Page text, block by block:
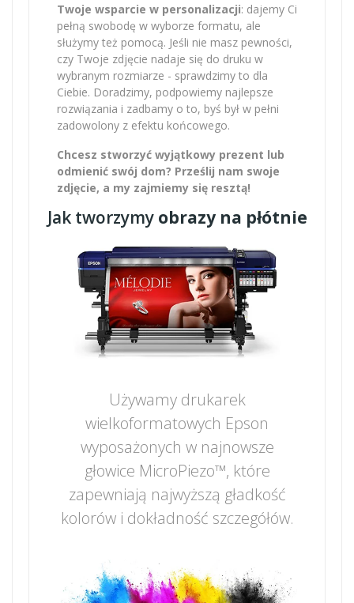
Twoje wsparcie w personalizacji: dajemy Ci
pełną swobodę w wyborze formatu, ale
służymy też pomocą. Jeśli nie masz pewności,
czy Twoje zdjęcie nadaje się do druku w
wybranym rozmiarze - sprawdzimy to dla
Ciebie. Doradzimy, podpowiemy najlepsze
rozwiązania i zadbamy o to, byś był w pełni
zadowolony z efektu końcowego.
Chcesz stworzyć wyjątkowy prezent lub
odmienić swój dom? Prześlij nam swoje
zdjęcie, a my zajmiemy się resztą!
Jak tworzymyobrazy na płótnie
Używamy drukarek
wielkoformatowych Epson
wyposażonych w najnowsze
głowice MicroPiezo™, które
zapewniają najwyższą gładkość
kolorów i dokładność szczegółów.